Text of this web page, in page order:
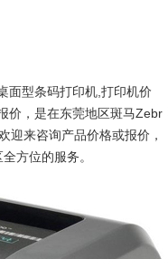
面型条码打印机,打印机价
价，是在东莞地区斑马Zebr
迎来咨询产品价格或报价，
方位的服务。